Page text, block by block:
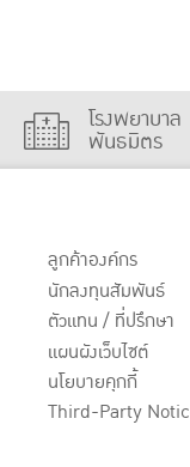
โรงพยาบาล
พันธมิตร
ลูกค้าองค์กร
นักลงทุนสัมพันธ์
ตัวแทน / ที่ปรึกษา
แผนผังเว็บไซต์
นโยบายคุกกี้
Third-Party